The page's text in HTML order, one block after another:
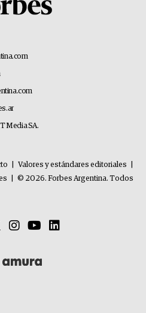
Media SA.
Valores y estándares editoriales
© 2026. Forbes Argentina. Todos